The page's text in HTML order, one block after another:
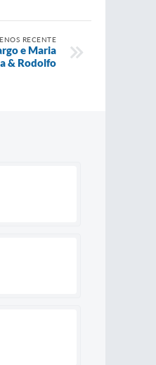
RECENTE
e Maria
& Rodolfo